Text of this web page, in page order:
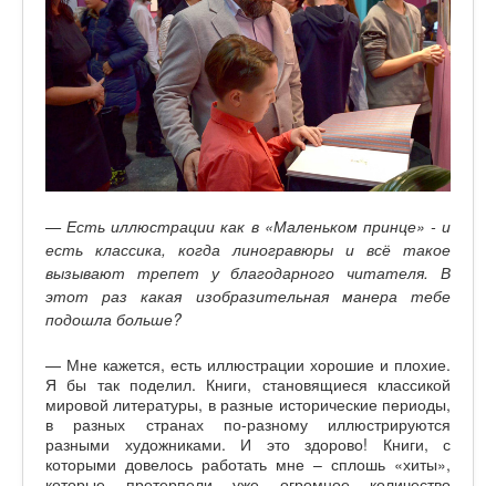
— Есть иллюстрации как в «Маленьком принце» - и
есть классика, когда линогравюры и всё такое
вызывают трепет у благодарного читателя. В
этот раз какая изобразительная манера тебе
подошла больше?
— Мне кажется, есть иллюстрации хорошие и плохие.
Я бы так поделил. Книги, становящиеся классикой
мировой литературы, в разные исторические периоды,
в разных странах по-разному иллюстрируются
разными художниками. И это здорово! Книги, с
которыми довелось работать мне – сплошь «хиты»,